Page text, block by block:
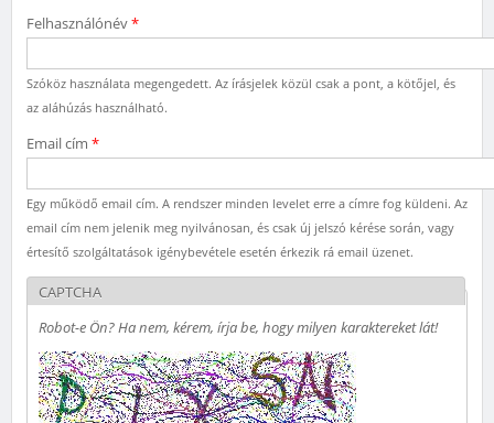
Felhasználónév*
Szóköz használata megengedett. Az írásjelek közül csak a pont, a kötőjel, és
az aláhúzás használható.
Email cím *
Egy működő email cím. A rendszer minden levelet erre a címre fog küldeni. Az
email cím nem jelenik meg nyilvánosan, és csak új jelszó kérése során, vagy
értesítő szolgáltatások igénybevétele esetén érkezik rá email üzenet.
CAPTCHA
Robot-e Ön? Ha nem, kérem, írja be, hogy milyen karaktereket lát!